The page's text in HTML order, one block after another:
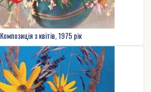
Композиція з квітів, 1975 рік